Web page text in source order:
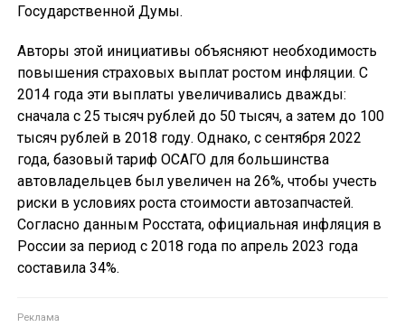
Государственной Думы.
Авторы этой инициативы объясняют необходимость
повышения страховых выплат ростом инфляции. С
2014 года эти выплаты увеличивались дважды:
сначала с 25 тысяч рублей до 50 тысяч, а затем до 100
тысяч рублей в 2018 году. Однако, с сентября 2022
года, базовый тариф ОСАГО для большинства
автовладельцев был увеличен на 26%, чтобы учесть
риски в условиях роста стоимости автозапчастей.
Согласно данным Росстата, официальная инфляция в
России за период с 2018 года по апрель 2023 года
составила 34%.